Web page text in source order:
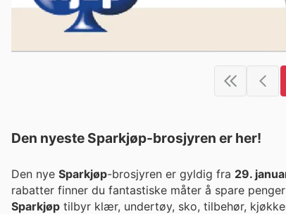
Den nyeste Sparkjøp-brosjyren er her!
Den nye Sparkjøp-brosjyren er gyldig fra 29.
rabatter finner du fantastiske måter å spare
Sparkjøp tilbyr klær, undertøy, sko, tilbehør,